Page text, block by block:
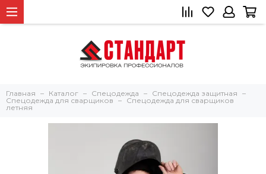
Главная Каталог Спецодежда
Спецодежда защитная
Спецодежда для сварщиков
Спецодежда для сварщиков
летняя